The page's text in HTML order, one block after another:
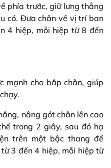
phía trước, giữ lưng thẳng
có. Đưa chân về vị trí ban
4 hiệp, mỗi hiệp từ 8 đến
mạnh cho bắp chân, giúp
nâng gót chân lên cao
trong 2 giây, sau đó hạ
trên một bậc thang để
3 đến 4 hiệp, mỗi hiệp từ